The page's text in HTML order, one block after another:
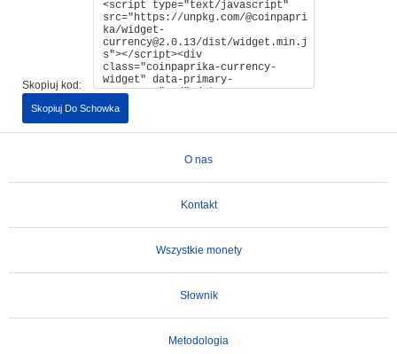
Skopiuj kod:
Skopiuj Do Schowka
O nas
Kontakt
Wszystkie monety
Słownik
Metodologia